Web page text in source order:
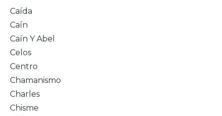
Caída
Caín
Caín Y Abel
Celos
Centro
Chamanismo
Charles
Chisme